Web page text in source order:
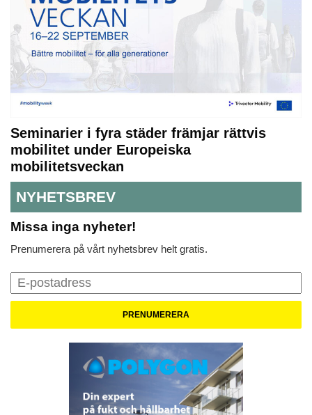
Seminarier i fyra städer främjar rättvis
mobilitet under Europeiska
mobilitetsveckan
NYHETSBREV
Missa inga nyheter!
Prenumerera på vårt nyhetsbrev helt gratis.